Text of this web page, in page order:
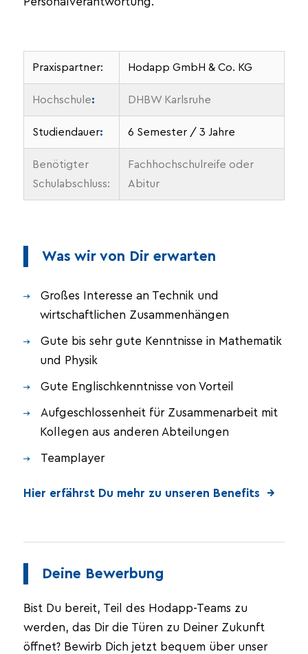
Praxispartner: Hodapp GmbH & Co. KG
Hochschule: DHBW Karlsruhe
Studiendauer: 6 Semester / 3 Jahre
Benötigter
Schulabschluss:
Fachhochschulreife oder
Abitur
Was wir von Dir erwarten
Großes Interesse an Technik und
wirtschaftlichen Zusammenhängen
Gute bis sehr gute Kenntnisse in Mathematik
und Physik
Gute Englischkenntnisse von Vorteil
Aufgeschlossenheit für Zusammenarbeit mit
Kollegen aus anderen Abteilungen
Teamplayer
Hier erfährst Du mehr zu unseren Benefits →
Deine Bewerbung
Bist Du bereit, Teil des Hodapp-Teams zu
werden, das Dir die Türen zu Deiner Zukunft
öffnet? Bewirb Dich jetzt bequem über unser